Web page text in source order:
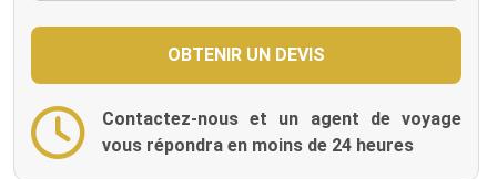
Contactez-nous et un agent de voyage
vous répondra en moins de 24 heures